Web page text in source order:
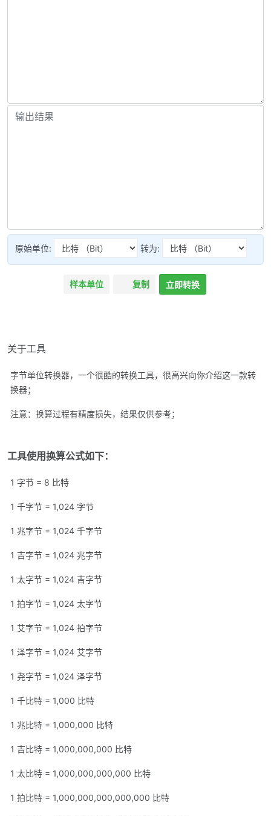
原始单位: 转为:
样本单位 复制 立即转换
关于工具
字节单位转换器，一个很酷的转换工具，很高兴向你介绍这一款转
换器；
注意：换算过程有精度损失，结果仅供参考；
工具使用换算公式如下：
1 字节 = 8 比特
1 千字节 = 1,024 字节
1 兆字节 = 1,024 千字节
1 吉字节 = 1,024 兆字节
1 太字节 = 1,024 吉字节
1 拍字节 = 1,024 太字节
1 艾字节 = 1,024 拍字节
1 泽字节 = 1,024 艾字节
1 尧字节 = 1,024 泽字节
1 千比特 = 1,000 比特
1 兆比特 = 1,000,000 比特
1 吉比特 = 1,000,000,000 比特
1 太比特 = 1,000,000,000,000 比特
1 拍比特 = 1,000,000,000,000,000 比特